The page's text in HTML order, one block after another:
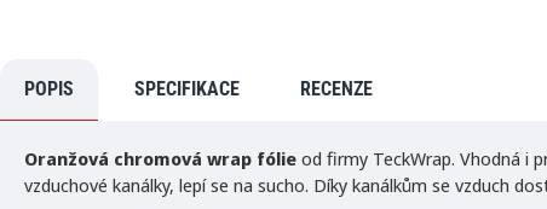
POPIS SPECIFIKACE RECENZE
Oranžová chromová wrap fólie od firmy TeckWrap. Vhodná i
vzduchové kanálky, lepí se na sucho. Díky kanálkům se vzduch